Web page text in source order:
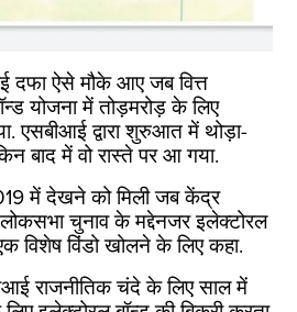
दफा ऐसे मौके आए जब वित्त
योजना में तोड़मरोड़ के लिए
एसबीआई द्वारा शुरुआत में थोड़ा-
बाद में वो रास्ते पर आ गया.
में देखने को मिली जब केंद्र
चुनाव के मद्देनजर इलेक्टोरल
विशेष विंडो खोलने के लिए कहा.
राजनीतिक चंदे के लिए साल में